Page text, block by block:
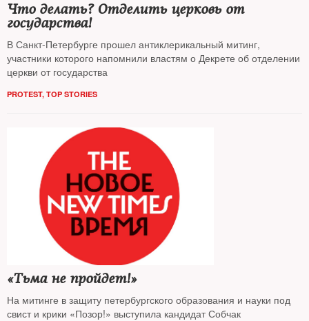
Что делать? Отделить церковь от
государства!
В Санкт-Петербурге прошел антиклерикальный митинг,
участники которого напомнили властям о Декрете об отделении
церкви от государства
PROTEST, TOP STORIES
«Тьма не пройдет!»
На митинге в защиту петербургского образования и науки под
свист и крики «Позор!» выступила кандидат Собчак